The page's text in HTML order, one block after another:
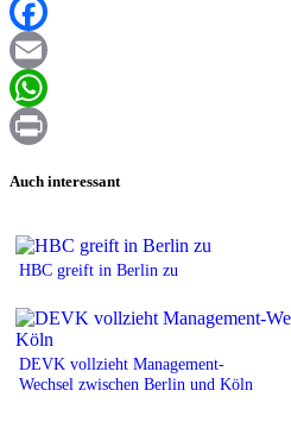
XING
Facebook
Email
WhatsApp
Auch interessant
HBC greift in Berlin zu
DEVK vollzieht Management-
Wechsel zwischen Berlin und Köln